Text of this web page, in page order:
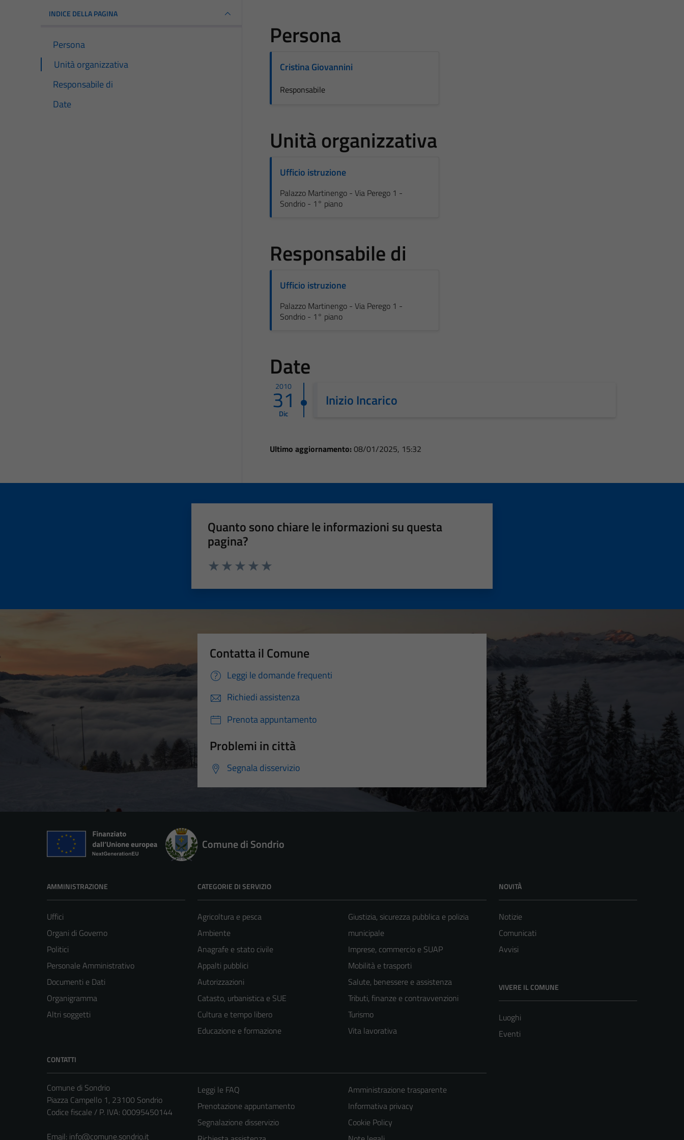
INDICE DELLA PAGINA
Persona
Unità organizzativa
Responsabile di
Date
Persona
Cristina Giovannini
Responsabile
Unità organizzativa
Ufficio istruzione
Palazzo Martinengo - Via Perego 1 -
Sondrio - 1° piano
Responsabile di
Ufficio istruzione
Palazzo Martinengo - Via Perego 1 -
Sondrio - 1° piano
Date
2010
31
Dic
Inizio Incarico
Ultimo aggiornamento: 08/01/2025, 15:32
Quanto sono chiare le informazioni su questa
pagina?
Contatta il Comune
Leggi le domande frequenti
Richiedi assistenza
Prenota appuntamento
Problemi in città
Segnala disservizio
Comune di Sondrio
AMMINISTRAZIONE
Uffici
Organi di Governo
Politici
Personale Amministrativo
Documenti e Dati
Organigramma
Altri soggetti
CATEGORIE DI SERVIZIO
Agricoltura e pesca
Ambiente
Anagrafe e stato civile
Appalti pubblici
Autorizzazioni
Catasto, urbanistica e SUE
Cultura e tempo libero
Educazione e formazione
Giustizia, sicurezza pubblica e polizia
municipale
Imprese, commercio e SUAP
Mobilità e trasporti
Salute, benessere e assistenza
Tributi, finanze e contravvenzioni
Turismo
Vita lavorativa
NOVITÀ
Notizie
Comunicati
Avvisi
VIVERE IL COMUNE
Luoghi
Eventi
CONTATTI
Comune di Sondrio
Piazza Campello 1, 23100 Sondrio
Codice fiscale / P. IVA: 00095450144
Email: info@comune.sondrio.it
Leggi le FAQ
Prenotazione appuntamento
Segnalazione disservizio
Amministrazione trasparente
Informativa privacy
Cookie Policy